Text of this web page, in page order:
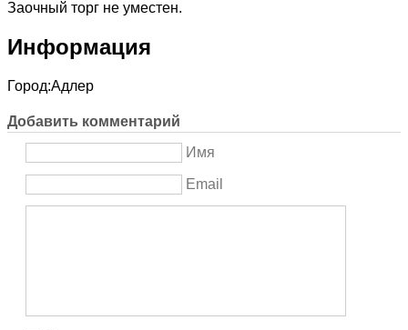
Заочный торг не уместен.
Информация
Город:Адлер
Добавить комментарий
Имя
Email